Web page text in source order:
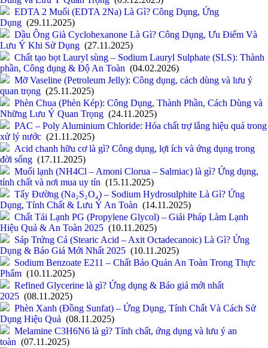
EDTA 2 Muối (EDTA 2Na) Là Gì? Công Dụng, Ứng
Dụng (29.11.2025)
Dầu Ông Già Cyclohexanone Là Gì? Công Dụng, Ưu Điểm Và
Lưu Ý Khi Sử Dụng (27.11.2025)
Chất tạo bọt Lauryl sùng – Sodium Lauryl Sulphate (SLS): Thành
phần, Công dụng & Độ An Toàn (04.02.2026)
Mỡ Vaseline (Petroleum Jelly): Công dụng, cách dùng và lưu ý
quan trọng (25.11.2025)
Phèn Chua (Phèn Kép): Công Dụng, Thành Phần, Cách Dùng và
Những Lưu Ý Quan Trọng (24.11.2025)
PAC – Poly Aluminium Chloride: Hóa chất trợ lắng hiệu quả trong
xử lý nước (21.11.2025)
Acid chanh hữu cơ là gì? Công dụng, lợi ích và ứng dụng trong
đời sống (17.11.2025)
Muối lạnh (NH4Cl – Amoni Clorua – Salmiac) là gì? Ứng dụng,
tính chất và nơi mua uy tín (15.11.2025)
Tẩy Đường (Na₂S₂O₄) – Sodium Hydrosulphite Là Gì? Ứng
Dụng, Tính Chất & Lưu Ý An Toàn (14.11.2025)
Chất Tải Lạnh PG (Propylene Glycol) – Giải Pháp Làm Lạnh
Hiệu Quả & An Toàn 2025 (10.11.2025)
Sáp Trứng Cá (Stearic Acid – Axit Octadecanoic) Là Gì? Ứng
Dụng & Báo Giá Mới Nhất 2025 (10.11.2025)
Sodium Benzoate E211 – Chất Bảo Quản An Toàn Trong Thực
Phẩm (10.11.2025)
Refined Glycerine là gì? Ứng dụng & Báo giá mới nhất
2025 (08.11.2025)
Phèn Xanh (Đồng Sunfat) – Ứng Dụng, Tính Chất Và Cách Sử
Dụng Hiệu Quả (08.11.2025)
Melamine C3H6N6 là gì? Tính chất, ứng dụng và lưu ý an
toàn (07.11.2025)